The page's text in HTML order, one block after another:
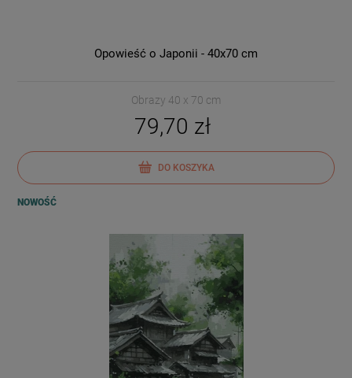
Opowieść o Japonii - 40x70 cm
Obrazy 40 x 70 cm
79,70 zł
DO KOSZYKA
NOWOŚĆ